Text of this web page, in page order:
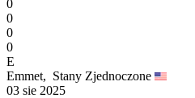
0
0
0
0
E
Emmet, Stany Zjednoczone
03 sie 2025